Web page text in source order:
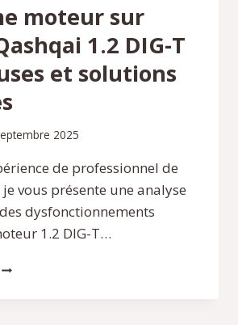
moteur sur
1.2 DIG-T
et solutions
2025
de professionnel de
vous présente une analyse
dysfonctionnements
1.2 DIG-T…